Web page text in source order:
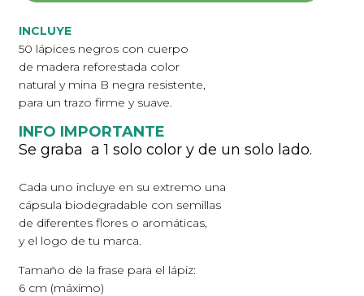
INCLUYE
50 lápices negros con cuerpo
de madera reforestada color
natural y mina B negra resistente,
para un trazo firme y suave.
INFO IMPORTANTE
Se graba a 1 solo color y de un solo lado.
Cada uno incluye en su extremo una
cápsula biodegradable con semillas
de diferentes flores o aromáticas,
y el logo de tu marca.
Tamaño de la frase para el lápiz:
6 cm (máximo)